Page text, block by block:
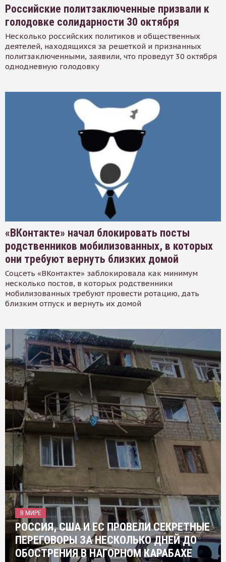
Российские политзаключенные призвали к
голодовке солидарности 30 октября
Несколько российских политиков и общественных
деятелей, находящихся за решеткой и признанных
политзаключенными, заявили, что проведут 30 октября
однодневную голодовку
«ВКонтакте» начал блокировать посты
родственников мобилизованных, в которых
они требуют вернуть близких домой
Соцсеть «ВКонтакте» заблокировала как минимум
несколько постов, в которых родственники
мобилизованных требуют провести ротацию, дать
близким отпуск и вернуть их домой
В МИРЕ
РОССИЯ, США И ЕС ПРОВЕЛИ СЕКРЕТНЫЕ
ПЕРЕГОВОРЫ ЗА НЕСКОЛЬКО ДНЕЙ ДО
ОБОСТРЕНИЯ В НАГОРНОМ КАРАБАХЕ